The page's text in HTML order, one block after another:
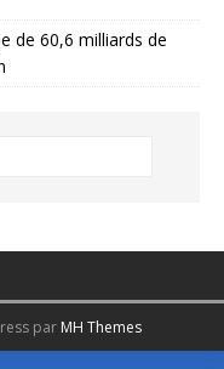
de 60,6 milliards de
par MH Themes